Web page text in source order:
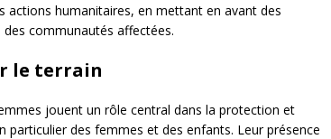
actions humanitaires, en mettant en avant des
communautés affectées.
le terrain
jouent un rôle central dans la protection et
particulier des femmes et des enfants. Leur présence